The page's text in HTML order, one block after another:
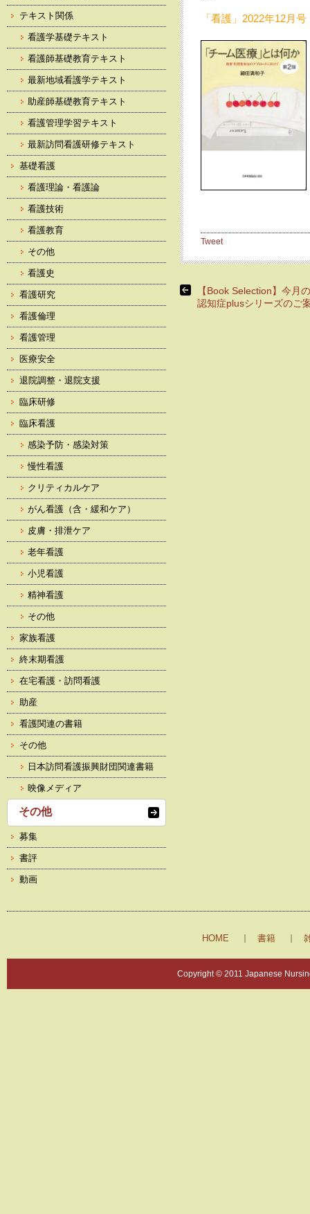
「看護」2022年12月
Tweet
【Book Selection】今
認知症plusシリーズのご
テキスト関係
看護学基礎テキスト
看護師基礎教育テキスト
最新地域看護学テキスト
助産師基礎教育テキスト
看護管理学習テキスト
最新訪問看護研修テキスト
基礎看護
看護理論・看護論
看護技術
看護教育
その他
看護史
看護研究
看護倫理
看護管理
医療安全
退院調整・退院支援
臨床研修
臨床看護
感染予防・感染対策
慢性看護
クリティカルケア
がん看護（含・緩和ケア）
皮膚・排泄ケア
老年看護
小児看護
精神看護
その他
家族看護
終末期看護
在宅看護・訪問看護
助産
看護関連の書籍
その他
日本訪問看護振興財団関連書籍
映像メディア
その他
募集
書評
動画
HOME 書籍
Copyright © 2011 Japanese